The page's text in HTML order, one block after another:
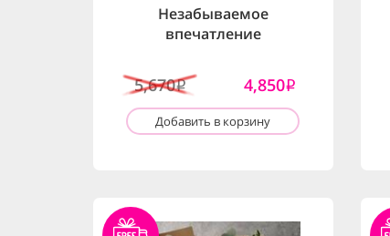
Незабываемое
впечатление
5,670i 4,850i
Добавить в корзину